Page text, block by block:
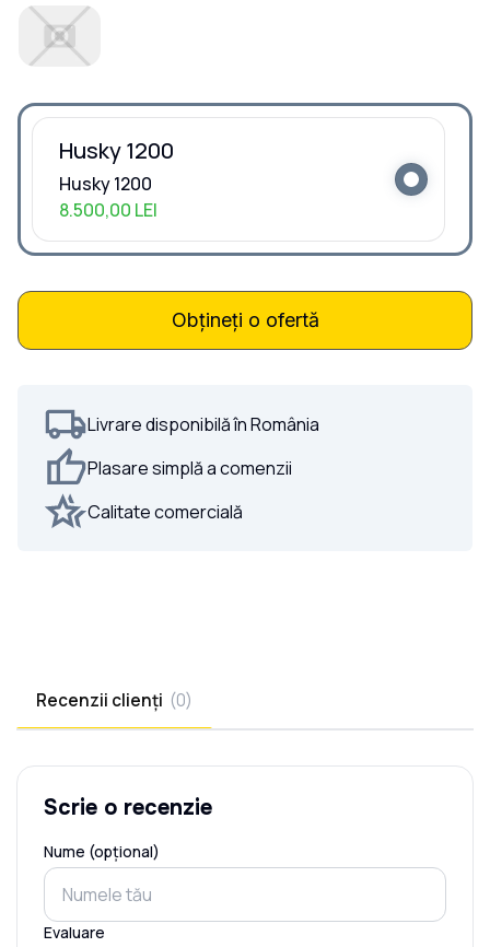
Husky 1200
Husky 1200
8.500,00 LEI
Obțineți o ofertă
Livrare disponibilă în România
Plasare simplă a comenzii
Calitate comercială
Recenzii clienți (0)
Scrie o recenzie
Nume (opțional)
Evaluare